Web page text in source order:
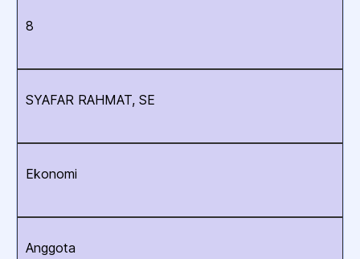
8
SYAFAR RAHMAT, SE
Ekonomi
Anggota